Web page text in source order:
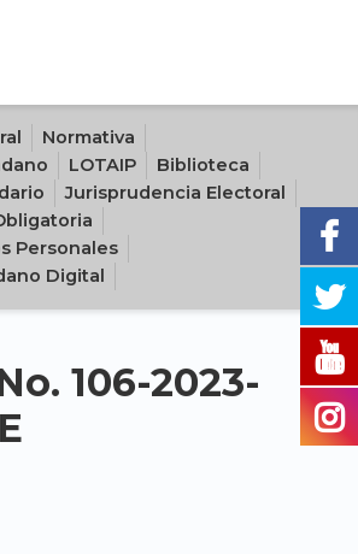
Normativa
LOTAIP
Biblioteca
Jurisprudencia Electoral
Personales
Digital
106-2023-